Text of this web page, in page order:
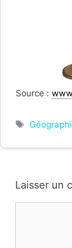
Source :
Étiquettes
Laisser un